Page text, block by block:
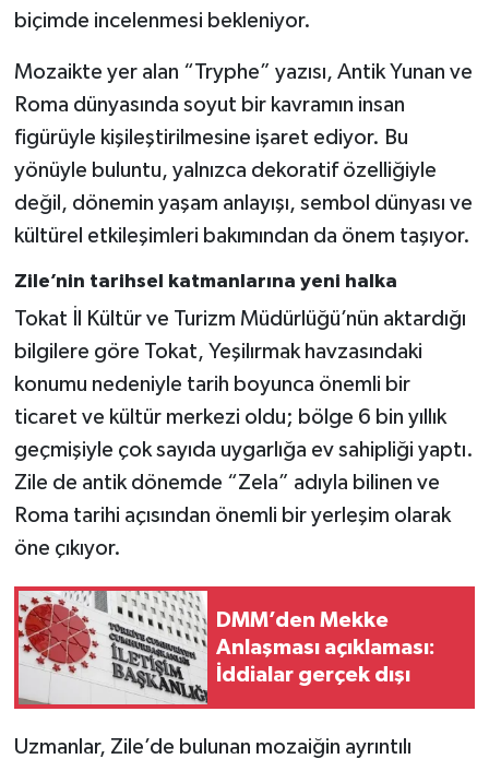
biçimde incelenmesi bekleniyor.
Mozaikte yer alan “Tryphe” yazısı, Antik Yunan ve
Roma dünyasında soyut bir kavramın insan
figürüyle kişileştirilmesine işaret ediyor. Bu
yönüyle buluntu, yalnızca dekoratif özelliğiyle
değil, dönemin yaşam anlayışı, sembol dünyası ve
kültürel etkileşimleri bakımından da önem taşıyor.
Zile’nin tarihsel katmanlarına yeni halka
Tokat İl Kültür ve Turizm Müdürlüğü’nün aktardığı
bilgilere göre Tokat, Yeşilırmak havzasındaki
konumu nedeniyle tarih boyunca önemli bir
ticaret ve kültür merkezi oldu; bölge 6 bin yıllık
geçmişiyle çok sayıda uygarlığa ev sahipliği yaptı.
Zile de antik dönemde “Zela” adıyla bilinen ve
Roma tarihi açısından önemli bir yerleşim olarak
öne çıkıyor.
DMM’den Mekke
Anlaşması açıklaması:
İddialar gerçek dışı
Uzmanlar, Zile’de bulunan mozaiğin ayrıntılı